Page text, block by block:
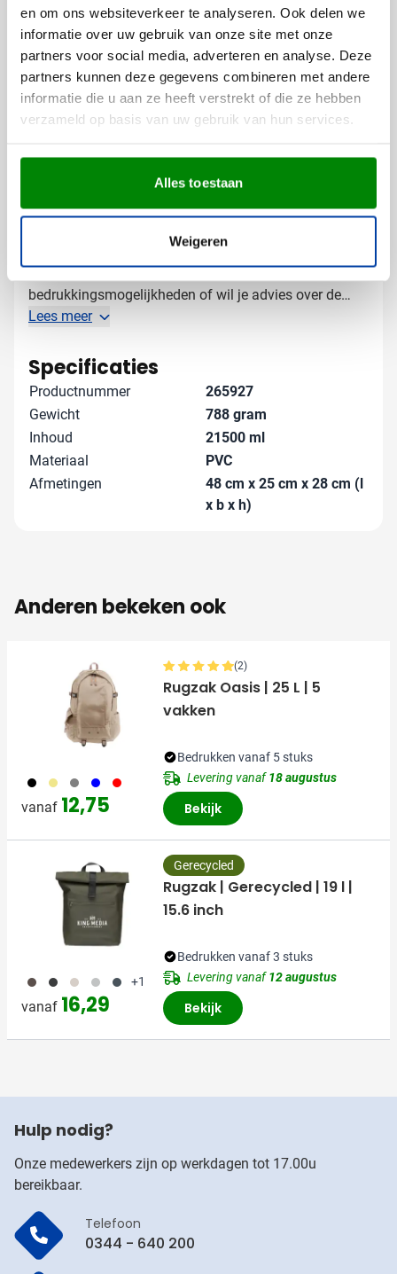
en om ons websiteverkeer te analyseren. Ook delen we
informatie over uw gebruik van onze site met onze
partners voor social media, adverteren en analyse. Deze
partners kunnen deze gegevens combineren met andere
informatie die u aan ze heeft verstrekt of die ze hebben
verzameld op basis van uw gebruik van hun services.
Alles toestaan
Weigeren
Met een tekst of slogan voor extra zichtbaarheid
De bedrukking op beide tassen zorgt voor een
professionele uitstraling die bij jouw bedrijf past. Zo
maak je van deze set een herkenbaar relatiegeschenk
dat jarenlang gebruikt wordt.
Gratis digitaal voorbeeld van je
bedrukte sporttassenset
Wil je eerst zien hoe jouw logo op deze sporttassenset
voorbeeld aan, zodat je precies weet wat je kunt
verwachten. Heb je vragen over de
bedrukkingsmogelijkheden of wil je advies over de
beste optie voor jouw bedrijf? Neem gerust contact
Lees meer
Specificaties
Productnummer
265927
Gewicht
788 gram
Inhoud
21500 ml
Materiaal
PVC
Afmetingen
48 cm x 25 cm x 28 cm (l
x b x h)
Anderen bekeken ook
001 013 003 005 008
vanaf 12,75
(2)
Rugzak Oasis | 25 L | 5
vakken
Bedrukken vanaf 5 stuks
Levering vanaf18 augustus
Bekijk
011 001 357 018 536 +1
vanaf 16,29
Gerecycled
Rugzak | Gerecycled | 19 l |
15.6 inch
Bedrukken vanaf 3 stuks
Levering vanaf12 augustus
Bekijk
Hulp nodig?
Onze medewerkers zijn op werkdagen tot 17.00u
bereikbaar.
Telefoon
0344 - 640 200